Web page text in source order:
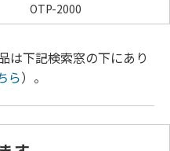
SCCR
は下記検索窓の下にあり
ら）。